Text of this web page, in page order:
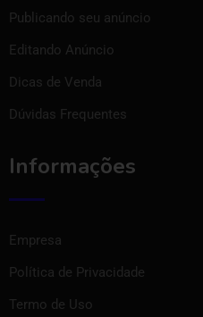
Publicando seu anúncio
Editando Anúncio
Dicas de Venda
Dúvidas Frequentes
Informações
Empresa
Política de Privacidade
Termo de Uso